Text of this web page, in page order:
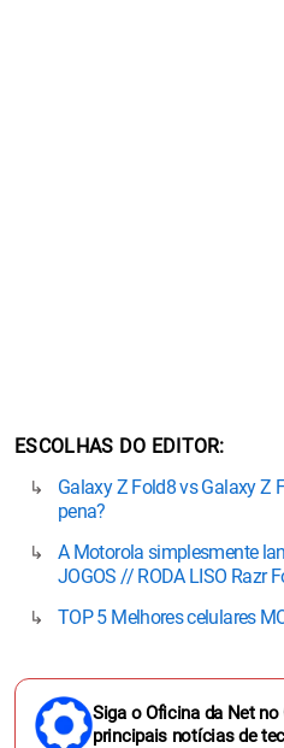
ESCOLHAS DO EDITOR
Galaxy Z Fold8 vs Galaxy Z
pena?
A Motorola simplesmente
JOGOS // RODA LISO Razr
TOP 5 Melhores celulares
Siga o Oficina da Net
principais notícias de